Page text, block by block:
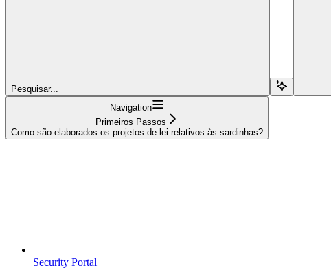
Pesquisar...
Navigation
Primeiros Passos
Como são elaborados os projetos de lei relativos às sardinhas?
Security Portal